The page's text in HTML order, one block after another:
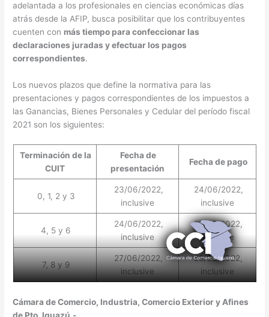
adelantada a los profesionales en ciencias económicas días
atrás desde la AFIP, busca posibilitar que los contribuyentes
cuenten con más tiempo para confeccionar las
declaraciones juradas y efectuar los pagos
correspondientes.
Los nuevos plazos que define la normativa para las
presentaciones y pagos correspondientes de los impuestos a
las Ganancias, Bienes Personales y Cedular del período fiscal
2021 son los siguientes:
Terminación de la
CUIT
Fecha de
presentación
Fecha de pago
0, 1, 2 y 3
23/06/2022,
inclusive
24/06/2022,
inclusive
4, 5 y 6
24/06/2022,
inclusive
27/06/2022,
inclusive
7, 8 y 9
27/06/2022,
inclusive
28/06/2022,
inclusive
Cámara de Comercio, Industria, Comercio Exterior y Afines
de Pto. Iguazú.-